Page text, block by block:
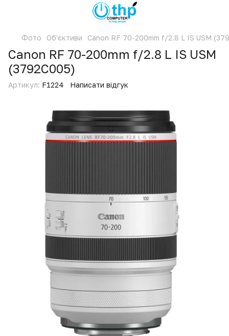
Фото Об'єктиви Canon RF 70-200mm f/2.8 L IS USM
Canon RF 70-200mm f/2.8 L IS USM
(3792C005)
Артикул: F1224 Написати відгук